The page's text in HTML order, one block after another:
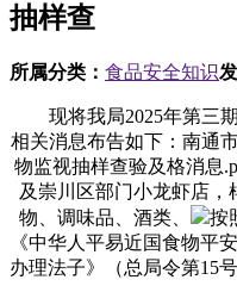
抽样查
所属分类： 食品安全知识
现将我局2025年第三期
相关消息布告如下：南通
物监视抽样查验及格消息
及崇川区部门小龙虾店
物、调味品、酒类、
按
《中华人平易近国食物平
办理法子》（总局令第15